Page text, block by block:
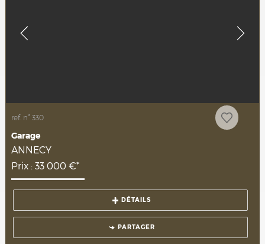
ref. n° 330
Garage
ANNECY
Prix : 33 000 €*
DÉTAILS
PARTAGER